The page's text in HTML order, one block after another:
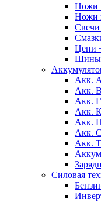
Ножи
Ножи
Цепи
Шины
Акк.
Акк.
Акк.
Акк.
Акк.
Акк.
Акк.
Силовая